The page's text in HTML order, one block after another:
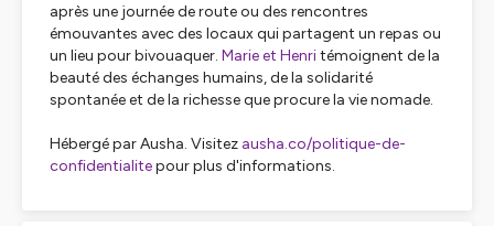
après une journée de route ou des rencontres
émouvantes avec des locaux qui partagent un repas ou
un lieu pour bivouaquer. Marie et Henritémoignent de la
beauté des échanges humains, de la solidarité
spontanée et de la richesse que procure la vie nomade.
Hébergé par Ausha. Visitez ausha.co/politique-de-
confidentialitepour plus d'informations.